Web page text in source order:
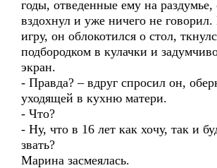
годы, отведенные ему на раздумье,
вздохнул и уже ничего не
игру, он облокотился о стол,
подбородком в кулачки и
экран.
- Правда? – вдруг спросил он,
уходящей в кухню матери.
- Что?
- Ну, что в 16 лет как хочу, так и
звать?
Марина засмеялась.